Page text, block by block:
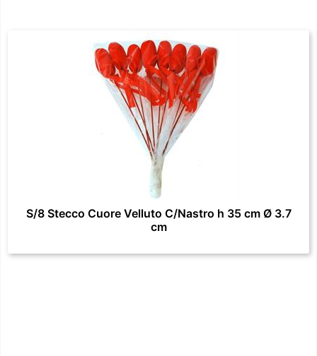
S/8 Stecco Cuore Velluto C/Nastro h 35 cm Ø 3.7
cm